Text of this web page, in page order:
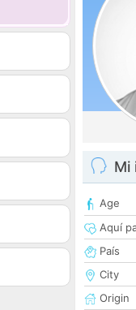
Mi
Age
Aquí
País
City
Origin